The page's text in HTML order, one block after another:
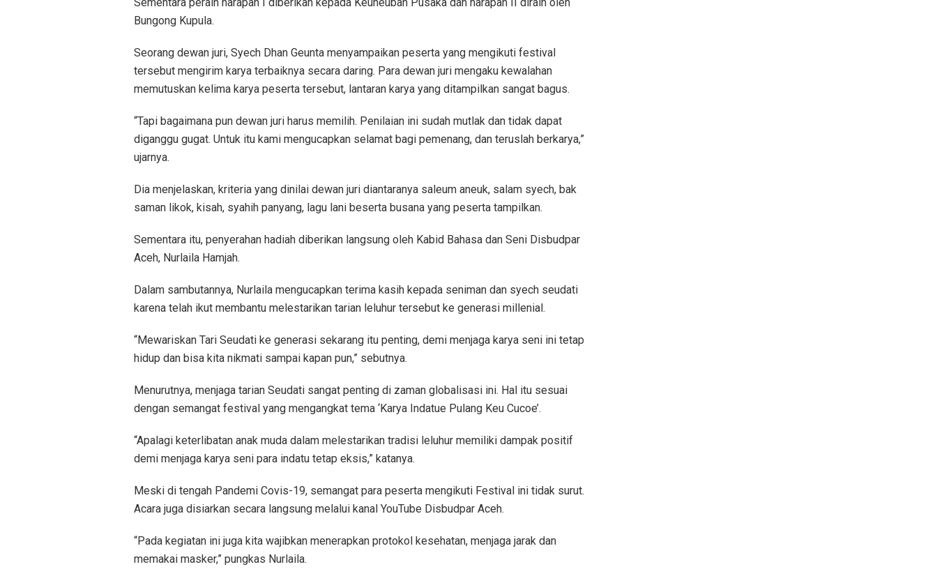
Bungong Kupula.
Seorang dewan juri, Syech Dhan Geunta menyampaikan peserta yang mengikuti festival
tersebut mengirim karya terbaiknya secara daring. Para dewan juri mengaku kewalahan
memutuskan kelima karya peserta tersebut, lantaran karya yang ditampilkan sangat bagus.
“Tapi bagaimana pun dewan juri harus memilih. Penilaian ini sudah mutlak dan tidak dapat
diganggu gugat. Untuk itu kami mengucapkan selamat bagi pemenang, dan teruslah berkarya,”
ujarnya.
Dia menjelaskan, kriteria yang dinilai dewan juri diantaranya saleum aneuk, salam syech, bak
saman likok, kisah, syahih panyang, lagu lani beserta busana yang peserta tampilkan.
Sementara itu, penyerahan hadiah diberikan langsung oleh Kabid Bahasa dan Seni Disbudpar
Aceh, Nurlaila Hamjah.
Dalam sambutannya, Nurlaila mengucapkan terima kasih kepada seniman dan syech seudati
karena telah ikut membantu melestarikan tarian leluhur tersebut ke generasi millenial.
“Mewariskan Tari Seudati ke generasi sekarang itu penting, demi menjaga karya seni ini tetap
hidup dan bisa kita nikmati sampai kapan pun,” sebutnya.
Menurutnya, menjaga tarian Seudati sangat penting di zaman globalisasi ini. Hal itu sesuai
dengan semangat festival yang mengangkat tema ‘Karya Indatue Pulang Keu Cucoe’.
“Apalagi keterlibatan anak muda dalam melestarikan tradisi leluhur memiliki dampak positif
demi menjaga karya seni para indatu tetap eksis,” katanya.
Meski di tengah Pandemi Covis-19, semangat para peserta mengikuti Festival ini tidak surut.
Acara juga disiarkan secara langsung melalui kanal YouTube Disbudpar Aceh.
“Pada kegiatan ini juga kita wajibkan menerapkan protokol kesehatan, menjaga jarak dan
memakai masker,” pungkas Nurlaila.